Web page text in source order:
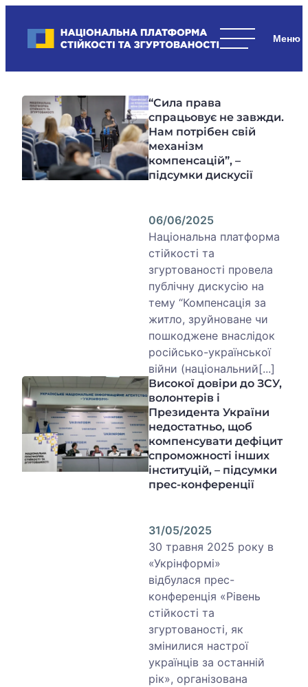
content
Національна платформа стійкості та згуртованості
стратегічні
–
стійкість
держави
та
суспільства,
“Сила права
спрацьовує не завжди.
Нам потрібен свій
механізм
компенсацій”, –
підсумки дискусії
06/06/2025
Національна платформа
стійкості та
згуртованості провела
публічну дискусію на
тему “Компенсація за
житло, зруйноване чи
пошкоджене внаслідок
російсько-української
війни (національний[...]
Високої довіри до ЗСУ,
волонтерів і
Президента України
недостатньо, щоб
компенсувати дефіцит
спроможності інших
інституцій, – підсумки
прес-конференції
31/05/2025
30 травня 2025 року в
«Укрінформі»
відбулася прес-
конференція «Рівень
стійкості та
згуртованості, як
змінилися настрої
українців за останній
рік», організована